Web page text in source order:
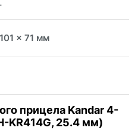
x 71 мм
прицела Kandar 4-
KR414G, 25.4 мм)